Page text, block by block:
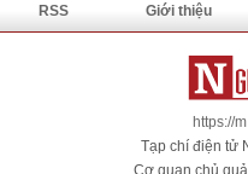
RSS Giới thiệu
https://
Tạp chí điện tử
Cơ quan chủ